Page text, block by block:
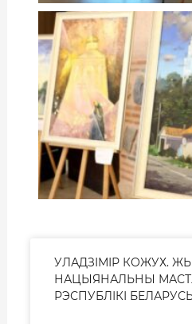
УЛАДЗІМІР КОЖУХ.
НАЦЫЯНАЛЬНЫ
РЭСПУБЛІКІ